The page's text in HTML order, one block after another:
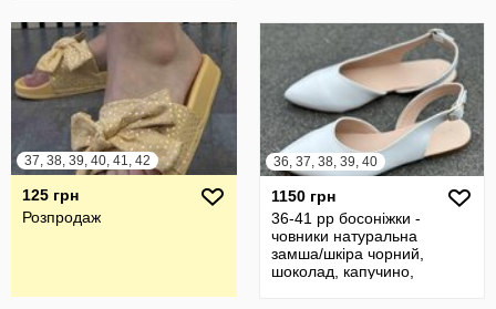
37, 38, 39, 40, 41, 42
125 грн
Розпродаж
36, 37, 38, 39, 40
1150 грн
36-41 рр босоніжки -
човники натуральна
замша/шкіра чорний,
шоколад, капучино,